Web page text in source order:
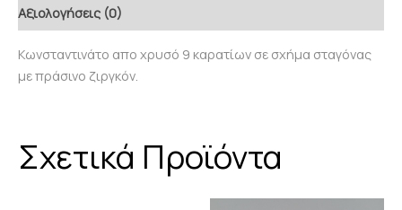
Αξιολογήσεις (0)
Κωνσταντινάτο απο χρυσό 9 καρατίων σε σχήμα σταγόνας
με πράσινο ζιργκόν.
Σχετικά Προϊόντα